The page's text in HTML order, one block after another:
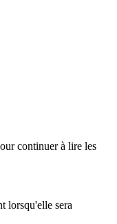
continuer à lire les
lorsqu'elle sera